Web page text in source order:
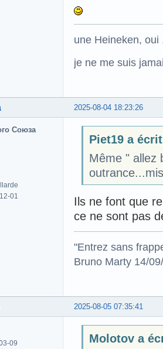
une Heineken,
je ne me suis
2025-08-04 18:23:26
Союза
01
Piet19 a
Même " allez
Ils ne font que
ce ne sont pas
"Entrez sans
Bruno Marty 14/
2025-08-05 07:35:41
09
Molotov a